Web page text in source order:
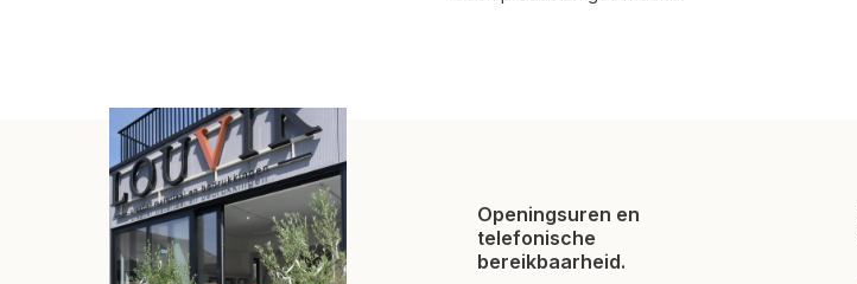
Openingsuren en
telefonische
bereikbaarheid.